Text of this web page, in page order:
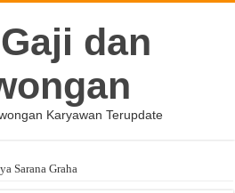
dan
Karyawan Terupdate
Sarana Graha